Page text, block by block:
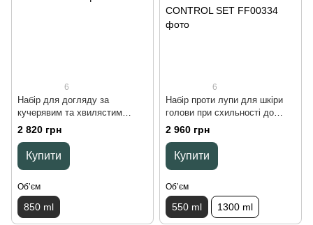
6
Набір для догляду за
кучерявим та хвилястим
волоссям SET FOR CURLY
HAIR, 850 ml
2 820 грн
Купити
Обʼєм
850 ml
6
Набір проти лупи для шкіри
голови при схильності до
себорейного дерматиту
SEBODERM FLAKE
CONTROL SET, 550 ml
2 960 грн
Купити
Обʼєм
550 ml 1300 ml